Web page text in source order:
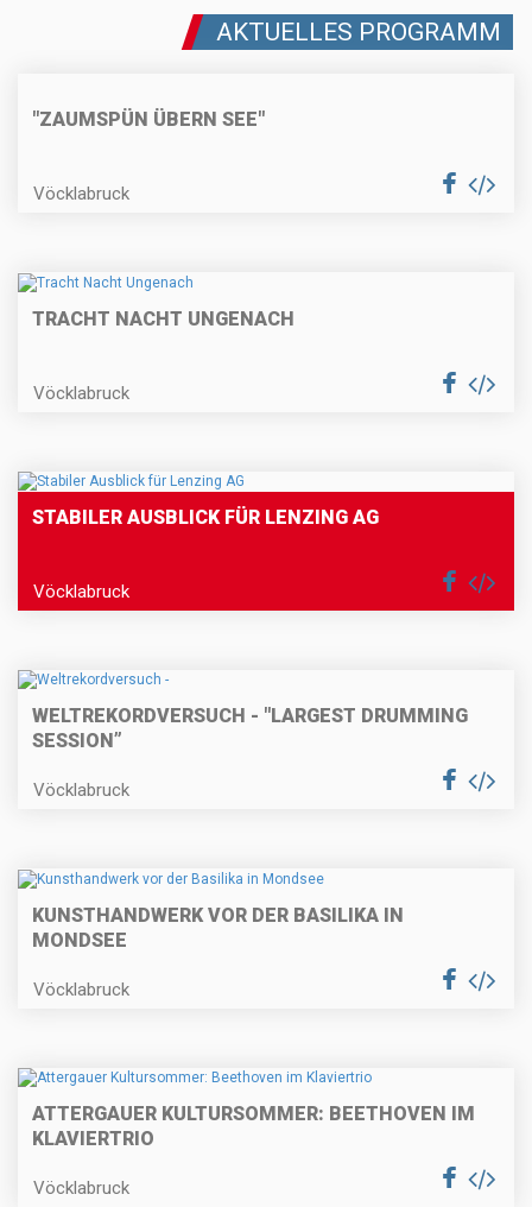
AKTUELLES PROGRAMM
"ZAUMSPÜN ÜBERN SEE"
Vöcklabruck
TRACHT NACHT UNGENACH
Vöcklabruck
STABILER AUSBLICK FÜR LENZING AG
Vöcklabruck
WELTREKORDVERSUCH - "LARGEST DRUMMING
SESSION”
Vöcklabruck
KUNSTHANDWERK VOR DER BASILIKA IN
MONDSEE
Vöcklabruck
ATTERGAUER KULTURSOMMER: BEETHOVEN IM
KLAVIERTRIO
Vöcklabruck